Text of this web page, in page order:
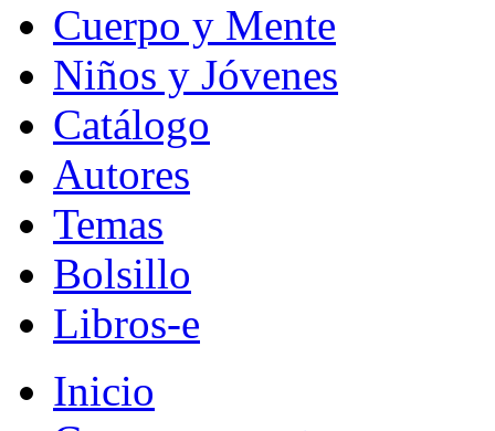
Cuerpo y Mente
Niños y Jóvenes
Catálogo
Autores
Temas
Bolsillo
Libros-e
Inicio